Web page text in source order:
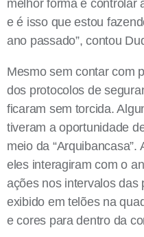
melhor forma é controlar
e é isso que estou
ano passado”, contou
Mesmo sem contar com
dos protocolos de
ficaram sem torcida.
tiveram a oportunidade
meio da
eles interagiram com o
ações nos intervalos das
exibido em telões na
e cores para dentro da